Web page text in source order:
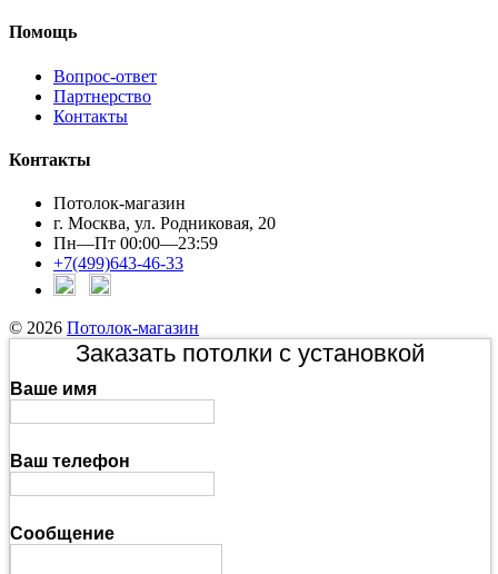
Помощь
Вопрос-ответ
Партнерство
Контакты
Контакты
Потолок-магазин
г. Москва, ул. Родниковая, 20
Пн—Пт 00:00—23:59
+7(499)643-46-33
© 2026 Потолок-магазин
Заказать потолки с установкой
Ваше имя
Ваш телефон
Сообщение